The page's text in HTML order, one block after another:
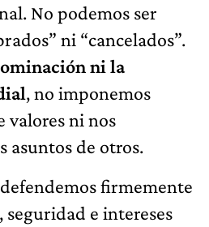
No podemos ser
ni “cancelados”.
ni la
, no imponemos
valores ni nos
asuntos de otros.
firmemente
e intereses